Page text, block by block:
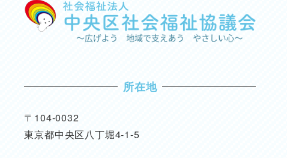
所在地
〒104-0032
東京都中央区八丁堀4-1-5